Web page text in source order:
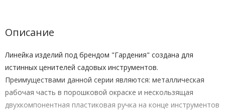
Описание
Линейка изделий под брендом "Гардения" создана для
истинных ценителей садовых инструментов.
Преимуществами данной серии являются: металлическая
рабочая часть в порошковой окраске и нескользящая
двухкомпонентная пластиковая ручка на конце инструментов